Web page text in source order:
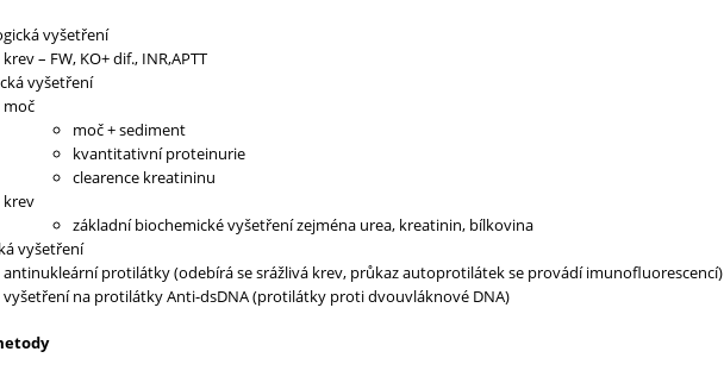
vyšetření
krev – FW, KO+ dif., INR,APTT
vyšetření
moč
moč + sediment
kvantitativní proteinurie
clearence kreatininu
krev
základní biochemické vyšetření zejména urea, kreatinin, bílkovina
vyšetření
antinukleární protilátky (odebírá se srážlivá krev, průkaz autoprotilátek se provádí imunofluorescencí)
vyšetření na protilátky Anti-dsDNA (protilátky proti dvouvláknové DNA)